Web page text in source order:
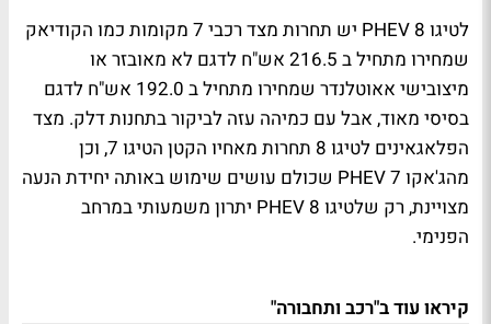
לטיגו 8
PHEV
יש תחרות מצד רכבי 7 מקומות כמו הקודיאק
שמחירו מתחיל ב 216.5 אש"ח לדגם לא מאובזר או
מיצובישי אאוטלנדר שמחירו מתחיל ב 192.0 אש"ח לדגם
בסיסי מאוד, אבל עם כמיהה עזה לביקור בתחנות דלק. מצד
הפלאגאינים לטיגו 8 תחרות מאחיו הקטן הטיגו 7, וכן
מהג'אקו 7
PHEV שכולם עושים שימוש באותה יחידת הנעה
מצויינת, רק שלטיגו 8
PHEV יתרון משמעותי במרחב
הפנימי.
קיראו עוד ב"רכב ותחבורה"